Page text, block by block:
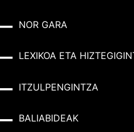
NOR GARA
LEXIKOA ETA
ITZULPENGINTZA
BALIABIDEAK